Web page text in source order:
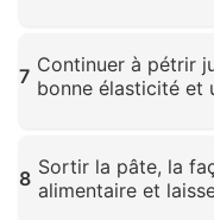
7 Continuer à pétrir
bonne élasticité et
8 Sortir la pâte, la
alimentaire et